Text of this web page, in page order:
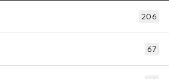
206
67